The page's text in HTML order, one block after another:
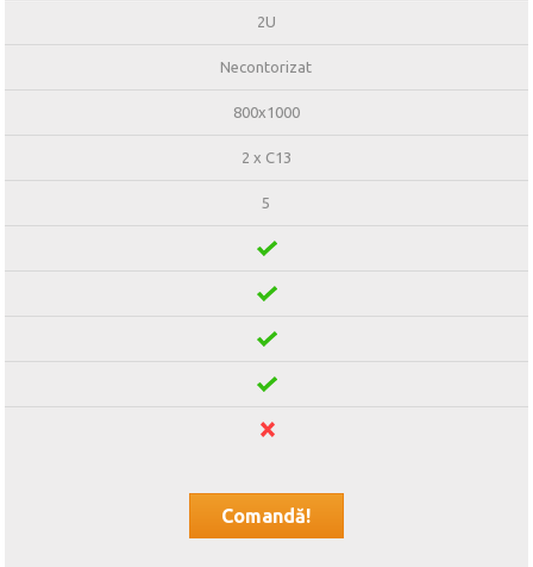
2U
Necontorizat
800x1000
2 x C13
5
Comandă!